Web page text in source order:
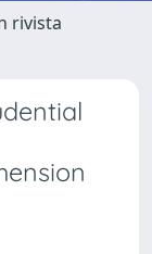
rivista